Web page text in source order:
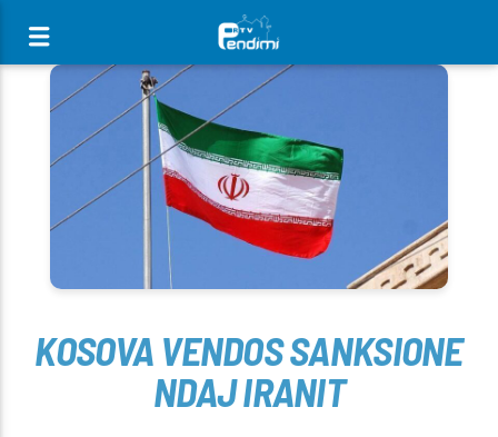
[There are no radio stations in the database]
KOSOVA VENDOS SANKSIONE
NDAJ IRANIT